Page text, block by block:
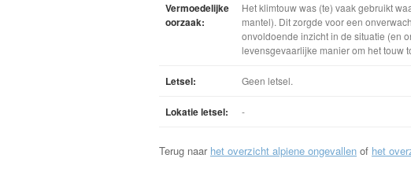
Vermoedelijke
oorzaak:
Het klimtouw was (te) vaak gebruikt
mantel). Dit zorgde voor een
onvoldoende inzicht in de situatie (en
levensgevaarlijke manier om het touw
Letsel: Geen letsel.
Lokatie letsel: -
Terug naar het overzicht alpiene ongevallen of het